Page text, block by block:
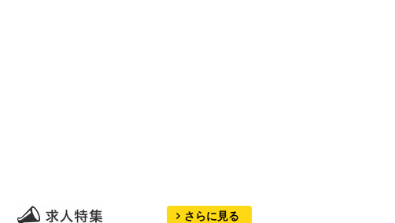
さらに見る